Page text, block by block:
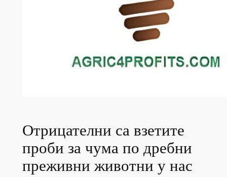
Отрицателни са взетите
проби за чума по дребни
преживни животни у нас